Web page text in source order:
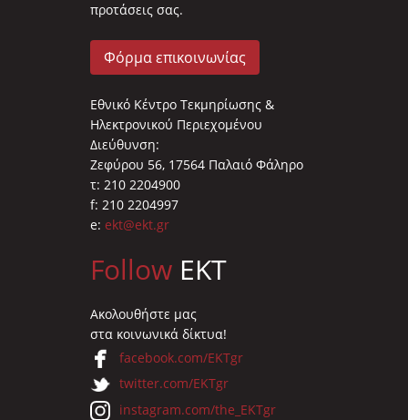
προτάσεις σας.
Φόρμα επικοινωνίας
Εθνικό Κέντρο Τεκμηρίωσης &
Ηλεκτρονικού Περιεχομένου
Διεύθυνση:
Ζεφύρου 56, 17564 Παλαιό Φάληρο
τ: 210 2204900
f: 210 2204997
e: ekt@ekt.gr
Follow EKT
Ακολουθήστε μας
στα κοινωνικά δίκτυα!
facebook.com/EKTgr
twitter.com/EKTgr
instagram.com/the_EKTgr